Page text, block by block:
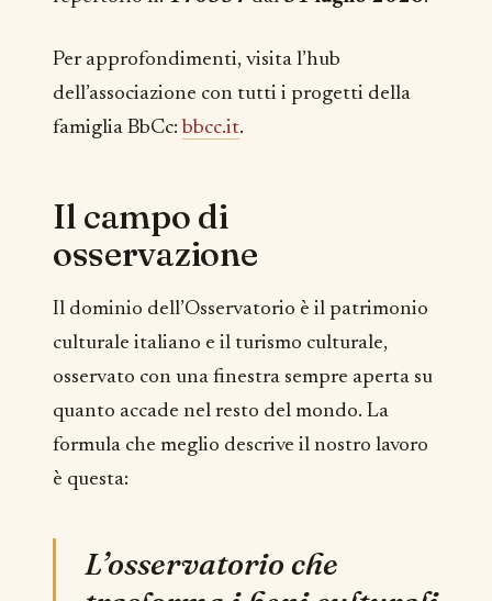
Per approfondimenti, visita l’hub
dell’associazione con tutti i progetti della
famiglia BbCc: bbcc.it.
Il campo di
osservazione
Il dominio dell’Osservatorio è il patrimonio
culturale italiano e il turismo culturale,
osservato con una finestra sempre aperta su
quanto accade nel resto del mondo. La
formula che meglio descrive il nostro lavoro
è questa:
L’osservatorio che